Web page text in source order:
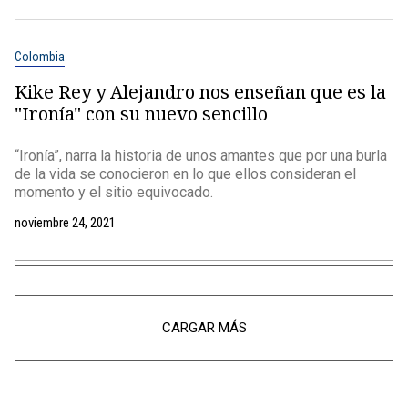
Colombia
Kike Rey y Alejandro nos enseñan que es la
"Ironía" con su nuevo sencillo
“Ironía”, narra la historia de unos amantes que por una burla
de la vida se conocieron en lo que ellos consideran el
momento y el sitio equivocado.
noviembre 24, 2021
CARGAR MÁS